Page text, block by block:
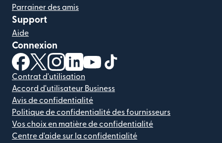
Parrainer des amis
Support
Aide
Connexion
(s'ouvre dans une nouvelle fenêtre)
(s'ouvre dans une nouvelle fenêtre)
(s'ouvre dans une nouvelle fenêtre)
(s'ouvre dans une nouvelle fenêtre)
(s'ouvre dans une nouvelle
Contrat d'utilisation
Accord d'utilisateur Business
Avis de confidentialité
Politique de confidentialité des fournisseurs
Vos choix en matière de confidentialité
Centre d'aide sur la confidentialité